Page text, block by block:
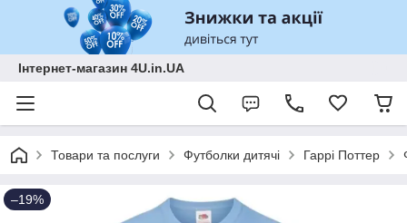
Інтернет-магазин 4U.in.UA
Товари та послуги Футболки дитячі Гаррі Поттер
–19%